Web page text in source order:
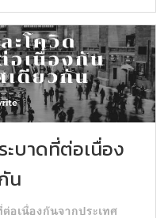
ะบาดที่ต่อเนื่อง
น
อเนื่องกันจากประเทศ